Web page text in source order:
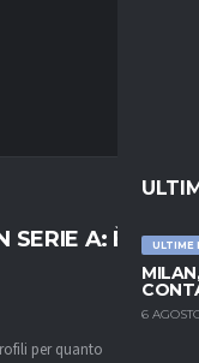
ULTIME
6
A: È
per quanto